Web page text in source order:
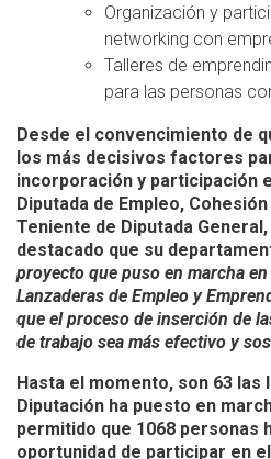
Organización y
networking con
Talleres de
para las personas
Desde el convencimiento de
los más decisivos factores
incorporación y participación
Diputada de Empleo,
Teniente de Diputada
destacado que su
proyecto que puso en marcha
Lanzaderas de Empleo y
que el proceso de inserción de
de trabajo sea más efectivo y
Hasta el momento, son 63 las
Diputación ha puesto en
permitido que 1068 personas
oportunidad de participar en